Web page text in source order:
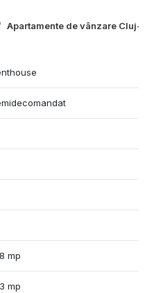
Apartamente de vânzare Cluj-
un living spatios impreuna
Pretul afisat include si un loc
mp
mp